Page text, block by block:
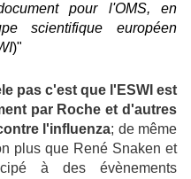
pour l'OMS, en
scientifique européen
)"
pas c'est que l'ESWI est
par Roche et d'autres
l'influenza; de même
plus que René Snaken et
à des évènements